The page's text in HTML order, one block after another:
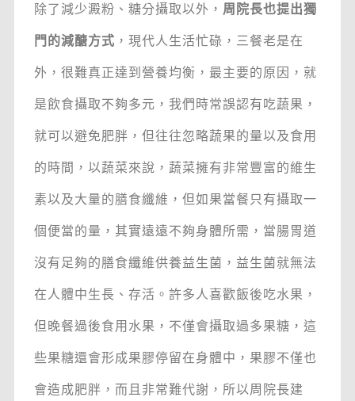
除了減少澱粉、糖分攝取以外， 周院長也提出獨
門的減醣方式 ，現代人生活忙碌，三餐老是在
外，很難真正達到營養均衡，最主要的原因，就
是飲食攝取不夠多元，我們時常誤認有吃蔬果，
就可以避免肥胖，但往往忽略蔬果的量以及食用
的時間，以蔬菜來說，蔬菜擁有非常豐富的維生
素以及大量的膳食纖維，但如果當餐只有攝取一
個便當的量，其實遠遠不夠身體所需，當腸胃道
沒有足夠的膳食纖維供養益生菌，益生菌就無法
在人體中生長、存活。許多人喜歡飯後吃水果，
但晚餐過後食用水果，不僅會攝取過多果糖，這
些果糖還會形成果膠停留在身體中，果膠不僅也
會造成肥胖，而且非常難代謝，所以周院長建